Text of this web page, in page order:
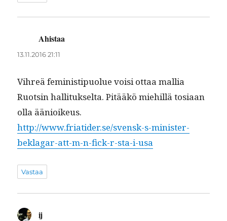
Ahistaa
13.11.2016 21:11
Vihreä fem­i­nis­tipuolue voisi ottaa mallia
Ruotsin hal­li­tuk­selta. Pitääkö miehillä tosi­aan
olla äänioikeus.
http://www.friatider.se/svensk-s-minister-
beklagar-att-m-n-fick-r-sta-i-usa
Vastaa
ij